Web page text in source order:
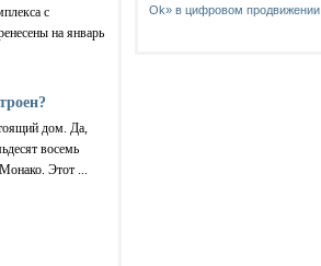
Ok‎» в цифровом продвижении
с
на январь
дом. Да,
восемь
Этот ...